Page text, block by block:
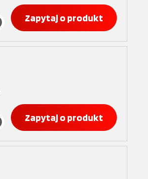
Zapytaj o produkt
Zapytaj o produkt